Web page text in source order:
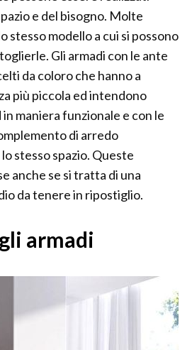
e del bisogno. Molte
stesso modello a cui si possono
Gli armadi con le ante
da coloro che hanno a
più piccola ed intendono
maniera funzionale e con le
di arredo
stesso spazio. Queste
anche se si tratta di una
da tenere in ripostiglio.
armadi